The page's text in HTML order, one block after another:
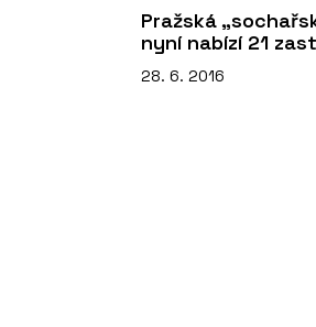
Pražská
nyní nabízí 21
28. 6. 2016